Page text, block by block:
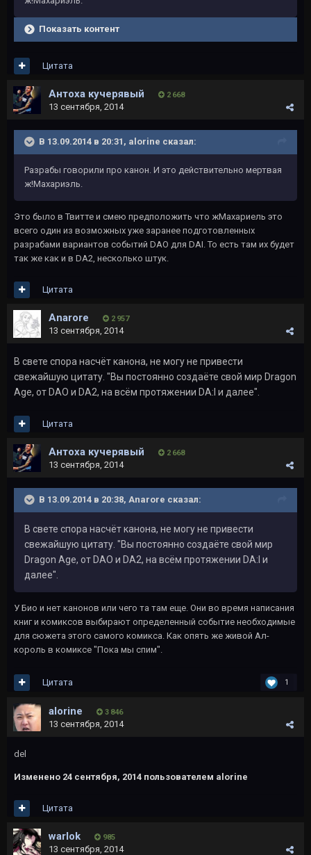
Показать контент
Цитата
Антоха кучерявый 2 668
13 сентября, 2014
В 13.09.2014 в 20:31, alorine сказал:
Разрабы говорили про канон. И это действительно мертвая
ж!Махариэль.
Это было в Твитте и смею предположить что жМахариель это
всего один из возможных уже заранее подготовленных
разрабами вариантов событий DAO для DAI. То есть там их будет
так же как и в DA2, несколько штук.
Цитата
Anarore 2 957
13 сентября, 2014
В свете спора насчёт канона, не могу не привести
свежайшую цитату. "Вы постоянно создаёте свой мир Dragon
Age, от DAO и DA2, на всём протяжении DA:I и далее".
Цитата
Антоха кучерявый 2 668
13 сентября, 2014
В 13.09.2014 в 20:38, Anarore сказал:
В свете спора насчёт канона, не могу не привести
свежайшую цитату. "Вы постоянно создаёте свой мир
Dragon Age, от DAO и DA2, на всём протяжении DA:I и
далее".
У Био и нет канонов или чего та там еще. Они во время написания
книг и комиксов выбирают определенный событие необходимые
для сюжета этого самого комикса. Как опять же живой Ал-
король в комиксе "Пока мы спим".
1
Цитата
alorine 3 846
13 сентября, 2014
del
Изменено 24 сентября, 2014 пользователем alorine
Цитата
warlok 985
13 сентября, 2014